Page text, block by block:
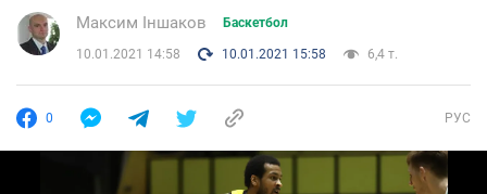
Максим Іншаков Баскетбол
10.01.2021 14:58 10.01.2021 15:58 6,4 т.
0 РУС